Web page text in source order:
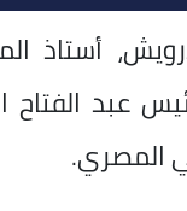
أستاذ
عبد
المصري.